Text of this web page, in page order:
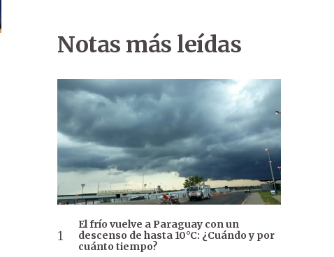
Notas más leídas
El frío vuelve a Paraguay con un
descenso de hasta 10°C: ¿Cuándo y por
cuánto tiempo?